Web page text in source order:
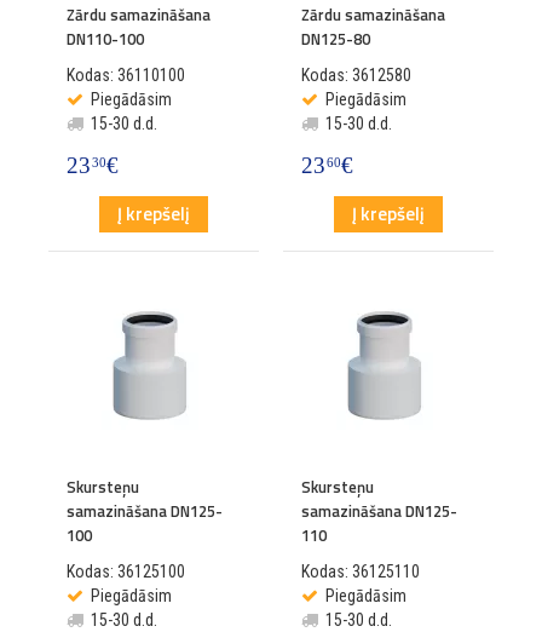
Zārdu samazināšana
DN110-100
Kodas: 36110100
Piegādāsim
15-30 d.d.
2330€
Į krepšelį
Zārdu samazināšana
DN125-80
Kodas: 3612580
Piegādāsim
15-30 d.d.
2360€
Į krepšelį
Skursteņu
samazināšana DN125-
100
Kodas: 36125100
Piegādāsim
15-30 d.d.
Skursteņu
samazināšana DN125-
110
Kodas: 36125110
Piegādāsim
15-30 d.d.